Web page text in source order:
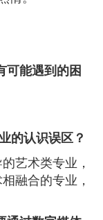
可能遇到的困
的认识误区？
艺术类专业，
融合的专业，